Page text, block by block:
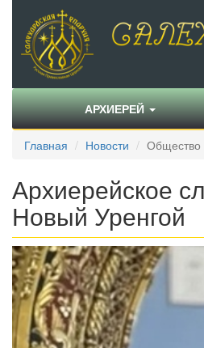
АРХИЕРЕЙ
Главная Новости Общество
Архиерейское
Новый Уренгой